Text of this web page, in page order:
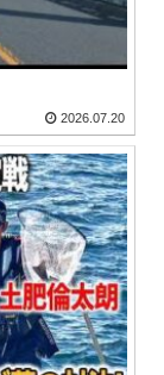
2026.07.20